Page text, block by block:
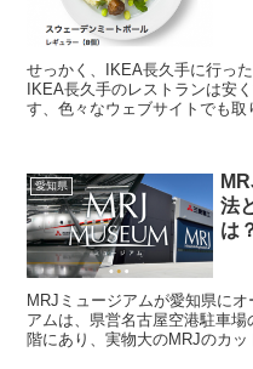
せっかく、IKEA長久手に行っ
IKEA長久手のレストランは安
す、色々なウェブサイトでも
愛知県
法
は
MRJミュージアムが愛知県に
アムは、県営名古屋空港駐車
階にあり、実物大のMRJのカッ